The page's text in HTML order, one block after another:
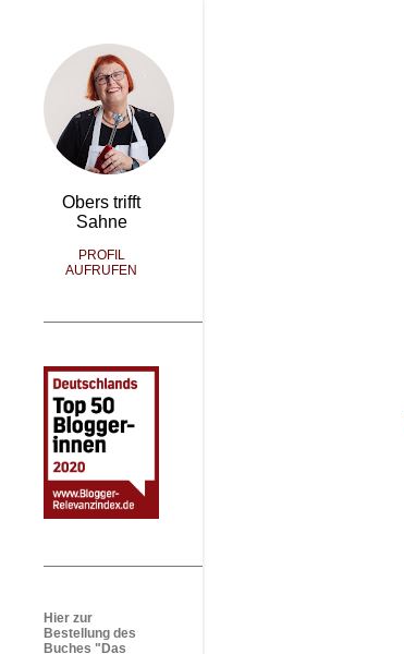
Obers trifft
Sahne
PROFIL
AUFRUFEN
Hier zur
Bestellung des
Buches "Das